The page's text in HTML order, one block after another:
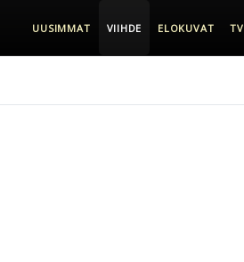
UUSIMMAT VIIHDE ELOKUVAT TV